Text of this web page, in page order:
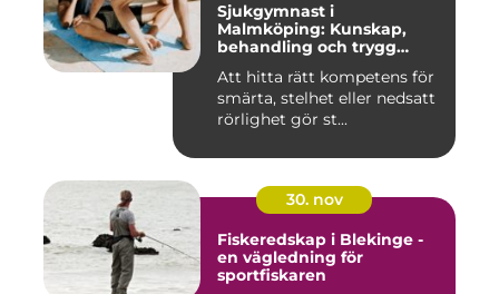
Sjukgymnast i
Malmköping: Kunskap,
behandling och trygg
Att hitta rätt kompetens för
smärta, stelhet eller nedsatt
rörlighet gör st...
30. nov
Fiskeredskap i Blekinge -
en vägledning för
sportfiskaren